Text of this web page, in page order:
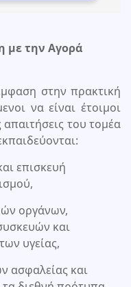
με την Αγορά
στην πρακτική
να είναι έτοιμοι
του τομέα
επισκευή
οργάνων,
και
υγείας,
ασφαλείας και